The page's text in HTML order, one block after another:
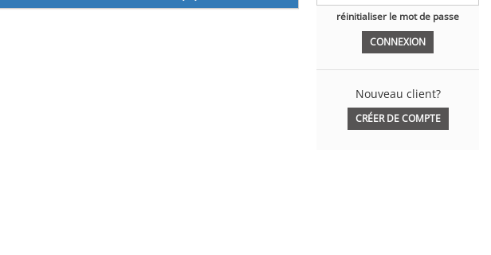
réinitialiser le mot de passe
Nouveau client?
CRÉER DE COMPTE